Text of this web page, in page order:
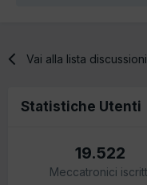
Vai alla lista discussioni
Statistiche Utenti
19.522
Meccatronici